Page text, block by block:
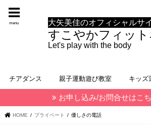
大矢美佳のオフィシャルサ
すこやかフィット
Let's play with the body
menu
チアダンス 親子運動遊び教室 キッズ
お申し込み/お問合せはこ
HOME プライベート 優しさの電話